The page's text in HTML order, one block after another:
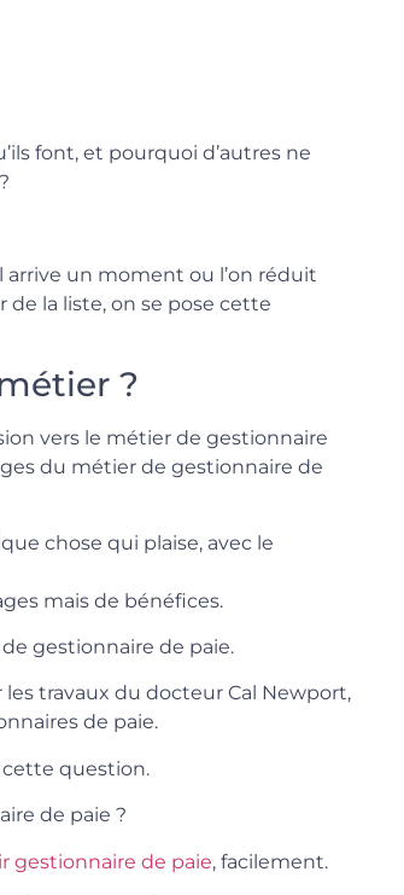
font, et pourquoi d’autres ne
arrive un moment ou l’on réduit
la liste, on se pose cette
?
vers le métier de gestionnaire
du métier de gestionnaire de
chose qui plaise, avec le
mais de bénéfices.
gestionnaire de paie.
travaux du docteur Cal Newport,
de paie.
cette question.
de paie ?
gestionnaire de paie, facilement.